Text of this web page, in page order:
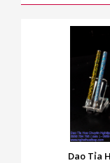
Dao Tỉa